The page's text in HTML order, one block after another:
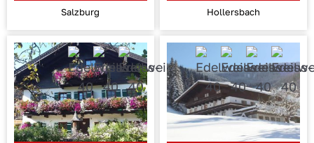
Salzburg Hollersbach